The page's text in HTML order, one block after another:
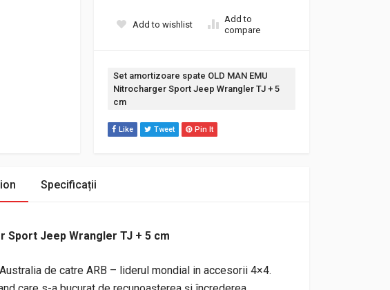
Add to wishlist
Add to
compare
Etichetă:
Set amortizoare spate OLD MAN EMU
Nitrocharger Sport Jeep Wrangler TJ + 5
cm
Like Tweet Pin It
Specificații
Sport Jeep Wrangler TJ + 5 cm
de catre ARB – liderul mondial in accesorii 4×4.